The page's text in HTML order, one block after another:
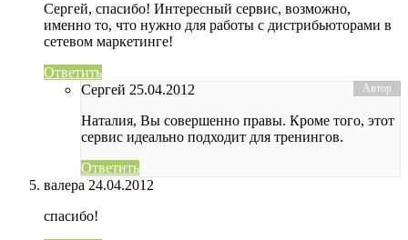
Сергей, спасибо! Интересный сервис, возможно,
именно то, что нужно для работы с дистрибьюторами в
сетевом маркетинге!
Ответить
Сергей 25.04.2012
Наталия, Вы совершенно правы. Кроме того, этот
сервис идеально подходит для тренингов.
Ответить
валера 24.04.2012
спасибо!